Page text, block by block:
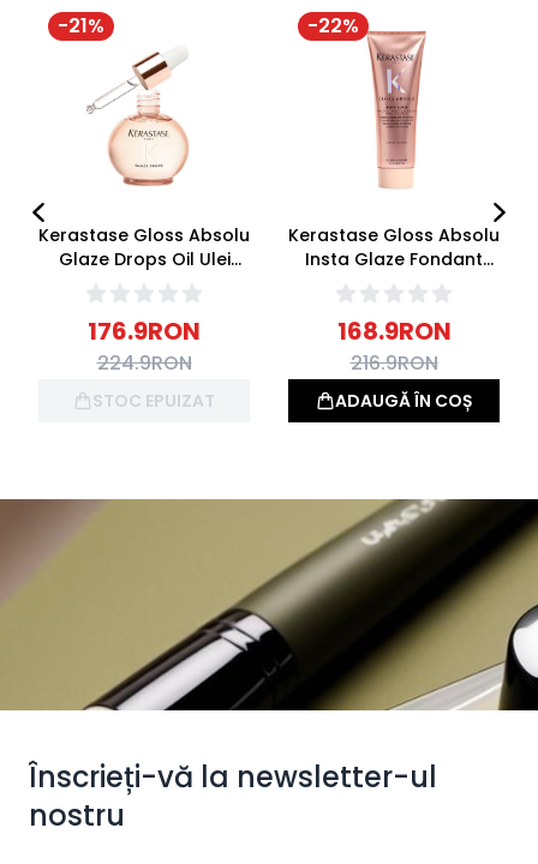
-21%
Kerastase Gloss Absolu
Glaze Drops Oil Ulei
stralucire pentru Par
Lung 45ml
176.9RON
224.9RON
STOC EPUIZAT
-22%
Kerastase Gloss Absolu
Insta Glaze Fondant
Balsam stralucire
pentru Par Lung 250ml
168.9RON
216.9RON
ADAUGĂ ÎN COȘ
Înscrieți-vă la newsletter-ul
nostru